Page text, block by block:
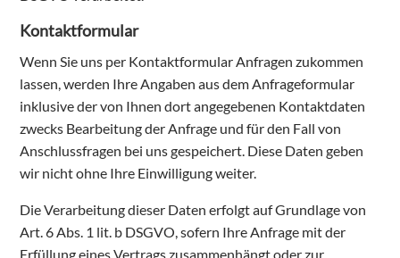
Kontaktformular
Wenn Sie uns per Kontaktformular Anfragen zukommen
lassen, werden Ihre Angaben aus dem Anfrageformular
inklusive der von Ihnen dort angegebenen Kontaktdaten
zwecks Bearbeitung der Anfrage und für den Fall von
Anschlussfragen bei uns gespeichert. Diese Daten geben
wir nicht ohne Ihre Einwilligung weiter.
Die Verarbeitung dieser Daten erfolgt auf Grundlage von
Art. 6 Abs. 1 lit. b DSGVO, sofern Ihre Anfrage mit der
Erfüllung eines Vertrags zusammenhängt oder zur